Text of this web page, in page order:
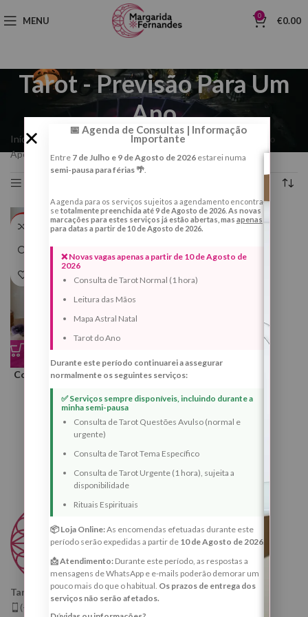
MENU 0 €0.00
Tarot - Previsão Para Um
Ano
Categorias
Início Consultas
Tarot - Previsão Para Um Ano
Apenas um resultado
QUENTE
Consulta de Tarot – Previsão
Consultas,Tarot, Tarot -
Previsão Para Um Ano
160.00
Taróloga, Cartomante e Quiróloga
(+351) 925 799 410
📅 Agenda de Consultas | Informação
Importante
Entre 7 de Julho e 9 de Agosto de 2026estarei numa
semi-pausa para férias 🌴.
A agenda para os serviços sujeitos a agendamento encontra-
se totalmente preenchida até 9 de Agosto de 2026. As novas
marcações para estes serviços já estão abertas, mas apenas
para datas a partir de 10 de Agosto de 2026.
❌ Novas vagas apenas a partir de 10 de Agosto de
2026
Consulta de Tarot Normal (1 hora)
Leitura das Mãos
Mapa Astral Natal
Tarot do Ano
Durante este período continuarei a assegurar
normalmente os seguintes serviços:
✅ Serviços sempre disponíveis, incluindo durante a
minha semi-pausa
Consulta de Tarot Questões Avulso (normal e
urgente)
Consulta de Tarot Tema Específico
Consulta de Tarot Urgente (1 hora), sujeita a
disponibilidade
Rituais Espirituais
📦 Loja Online:As encomendas efetuadas durante este
período serão expedidas a partir de 10 de Agosto de 2026.
📩 Atendimento:Durante este período, as respostas a
mensagens de WhatsApp e e-mails poderão demorar um
pouco mais do que o habitual. Os prazos de entrega dos
serviços não serão afetados.